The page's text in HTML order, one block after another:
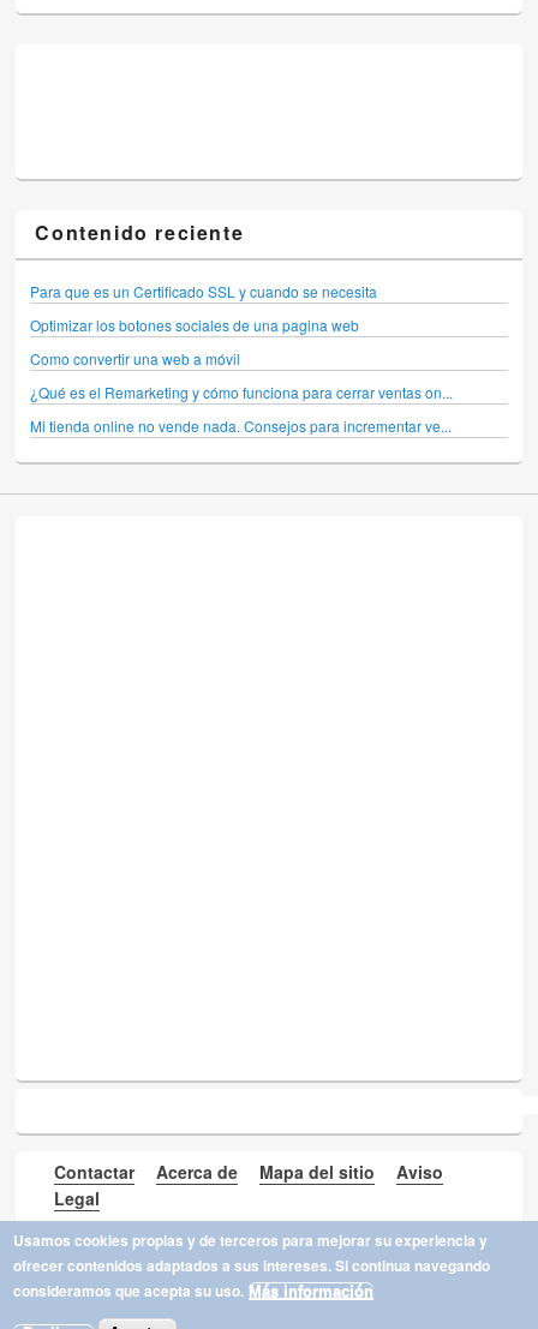
Contenido reciente
Para que es un Certificado SSL y cuando se necesita
Optimizar los botones sociales de una pagina web
Como convertir una web a móvil
¿Qué es el Remarketing y cómo funciona para cerrar ventas on...
Mi tienda online no vende nada. Consejos para incrementar ve...
Contactar Acerca de Mapa del sitio
Aviso
Legal
Copyright © 2026,DRAOKON
Usamos cookies propias y de terceros para mejorar su experiencia y
ofrecer contenidos adaptados a sus intereses. Si continua navegando
consideramos que acepta su uso. Más información